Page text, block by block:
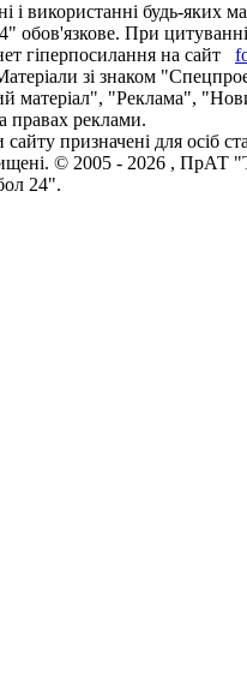
і використанні будь-яких
обов'язкове. При цитуванні
гіперпосилання на сайт
зі знаком
матеріал", "Реклама",
правах реклами.
сайту призначені для осіб
© 2005 - 2026 , ПрАТ
24".